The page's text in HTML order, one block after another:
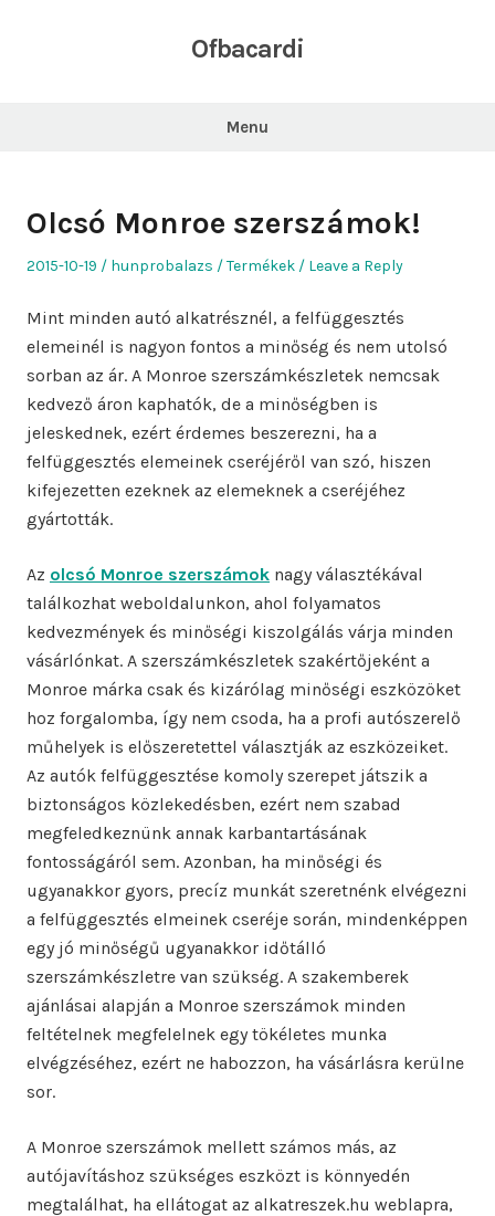
Ofbacardi
Menu
Olcsó Monroe szerszámok!
Posted
2015-10-19 Author
hunprobalazs
Posted
Termékek Leave a Reply
Mint minden autó alkatrésznél, a felfüggesztés
elemeinél is nagyon fontos a minőség és nem utolsó
sorban az ár. A Monroe szerszámkészletek nemcsak
kedvező áron kaphatók, de a minőségben is
jeleskednek, ezért érdemes beszerezni, ha a
felfüggesztés elemeinek cseréjéről van szó, hiszen
kifejezetten ezeknek az elemeknek a cseréjéhez
gyártották.
Az olcsó Monroe szerszámok nagy választékával
találkozhat weboldalunkon, ahol folyamatos
kedvezmények és minőségi kiszolgálás várja minden
vásárlónkat. A szerszámkészletek szakértőjeként a
Monroe márka csak és kizárólag minőségi eszközöket
hoz forgalomba, így nem csoda, ha a profi autószerelő
műhelyek is előszeretettel választják az eszközeiket.
Az autók felfüggesztése komoly szerepet játszik a
biztonságos közlekedésben, ezért nem szabad
megfeledkeznünk annak karbantartásának
fontosságáról sem. Azonban, ha minőségi és
ugyanakkor gyors, precíz munkát szeretnénk elvégezni
a felfüggesztés elmeinek cseréje során, mindenképpen
egy jó minőségű ugyanakkor időtálló
szerszámkészletre van szükség. A szakemberek
ajánlásai alapján a Monroe szerszámok minden
feltételnek megfelelnek egy tökéletes munka
elvégzéséhez, ezért ne habozzon, ha vásárlásra kerülne
sor.
A Monroe szerszámok mellett számos más, az
autójavításhoz szükséges eszközt is könnyedén
megtalálhat, ha ellátogat az alkatreszek.hu weblapra,